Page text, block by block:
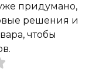
придумано,
решения и
чтобы